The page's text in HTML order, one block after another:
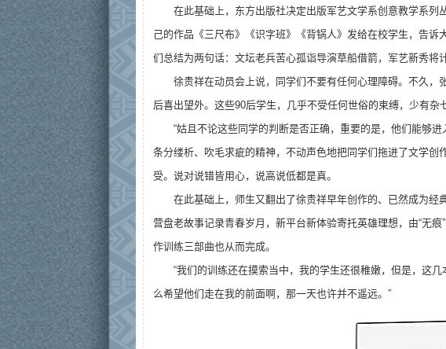
在此基础上，东方出版社决定出版军艺文学系创意教学系列
己的作品《三尺布》《识字班》《背锅人》发给在校学生，告
们总结为两句话：文坛老兵苦心孤诣导演草船借箭，军艺新秀将
徐贵祥在动员会上说，同学们不要有任何心理障碍。不久，
后喜出望外。这些90后学生，几乎不受任何世俗的束缚，少有杂
“姑且不论这些同学的判断是否正确，重要的是，他们能够
条分缕析、吹毛求疵的精神，不动声色地把同学们拖进了文学
受。说对说错皆用心，说高说低都是真。
在此基础上，师生又翻出了徐贵祥早年创作的、已然成为
营盘老故事记录青春岁月，新平台新体验寄托英雄理想，由“无
作训练三部曲也从而完成。
“我们的训练还在摸索当中，我的学生还很稚嫩，但是，这
么希望他们走在我的前面啊，那一天也许并不遥远。”